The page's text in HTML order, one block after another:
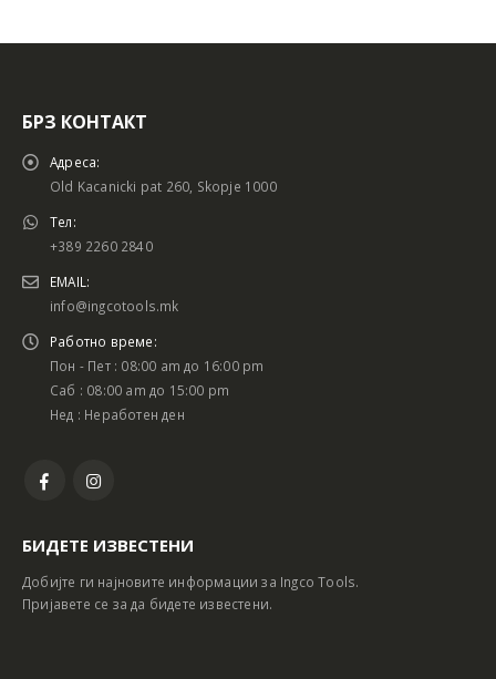
БРЗ КОНТАКТ
Адреса:
Old Kacanicki pat 260, Skopje 1000
Тел:
+389 2260 2840
EMAIL:
info@ingcotools.mk
Работно време:
Пон - Пет : 08:00 am до 16:00 pm
Саб : 08:00 am до 15:00 pm
Нед : Неработен ден
БИДЕТЕ ИЗВЕСТЕНИ
Добијте ги најновите информации за Ingco Tools.
Пријавете се за да бидете известени.